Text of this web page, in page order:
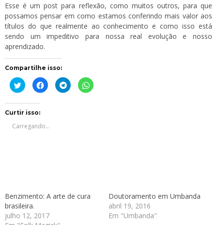
Esse é um post para reflexão, como muitos outros, para que
possamos pensar em como estamos conferindo mais valor aos
títulos do que realmente ao conhecimento e como isso está
sendo um impeditivo para nossa real evolução e nosso
aprendizado.
Compartilhe isso:
Clique
para
compartilhar
em
janela)
Clique
para
compartilhar
janela)
Clique
para
compartilhar
Clique
para
Curtir isso:
Carregando...
Benzimento: A arte de cura
brasileira.
julho 12, 2017
Doutoramento em Umbanda
abril 19, 2016
Em "Umbanda"